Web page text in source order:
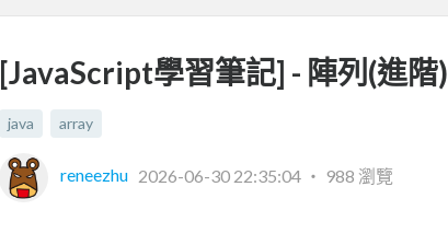
[JavaScript學習筆記] - 陣列(進階)
java array
reneezhu 2026-06-30 22:35:04 ‧ 988 瀏覽